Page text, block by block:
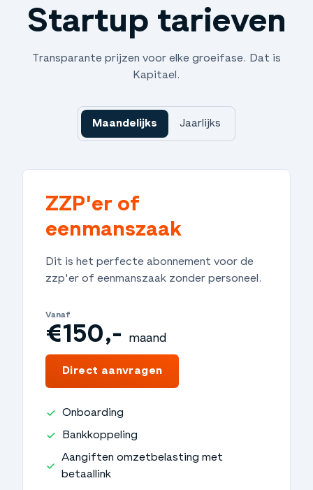
Startup tarieven
Transparante prijzen voor elke groeifase. Dat is
Kapitael.
Maandelijks Jaarlijks
ZZP'er of
eenmanszaak
Dit is het perfecte abonnement voor de
zzp'er of eenmanszaak zonder personeel.
Vanaf
€150,- maand
€1.800,-jaar
Direct aanvragen
Onboarding
Bankkoppeling
Aangiften omzetbelasting met
betaallink